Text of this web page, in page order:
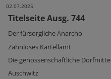
02.07.2025
Titelseite Ausg. 744
Der fürsorgliche Anarcho
Zahnloses Kartellamt
Die genossenschaftliche Dorfmitte
Auschwitz